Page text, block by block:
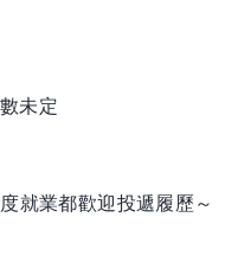
未定
就業都歡迎投遞履歷～